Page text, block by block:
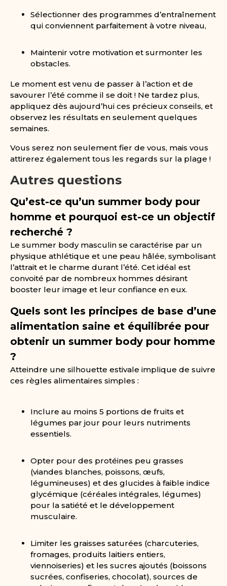
Sélectionner des programmes d’entraînement
qui conviennent parfaitement à votre niveau,
Maintenir votre motivation et surmonter les
obstacles.
Le moment est venu de passer à l’action et de
savourer l’été comme il se doit ! Ne tardez plus,
appliquez dès aujourd’hui ces précieux conseils, et
observez les résultats en seulement quelques
semaines.
Vous serez non seulement fier de vous, mais vous
attirerez également tous les regards sur la plage !
Autres questions
Qu’est-ce qu’un summer body pour
homme et pourquoi est-ce un objectif
recherché ?
Le summer body masculin se caractérise par un
physique athlétique et une peau hâlée, symbolisant
l’attrait et le charme durant l’été. Cet idéal est
convoité par de nombreux hommes désirant
booster leur image et leur confiance en eux.
Quels sont les principes de base d’une
alimentation saine et équilibrée pour
obtenir un summer body pour homme
?
Atteindre une silhouette estivale implique de suivre
ces règles alimentaires simples :
Inclure au moins 5 portions de fruits et
légumes par jour pour leurs nutriments
essentiels.
Opter pour des protéines peu grasses
(viandes blanches, poissons, œufs,
légumineuses) et des glucides à faible indice
glycémique (céréales intégrales, légumes)
pour la satiété et le développement
musculaire.
Limiter les graisses saturées (charcuteries,
fromages, produits laitiers entiers,
viennoiseries) et les sucres ajoutés (boissons
sucrées, confiseries, chocolat), sources de